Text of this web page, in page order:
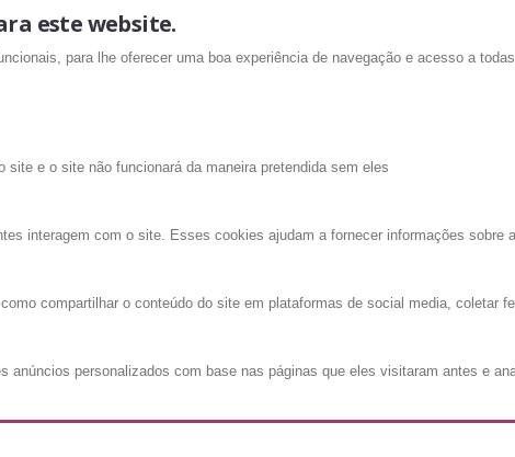
este website.
para lhe oferecer uma boa experiência de navegação e acesso a
e o site não funcionará da maneira pretendida sem eles
interagem com o site. Esses cookies ajudam a fornecer informações
compartilhar o conteúdo do site em plataformas de social media, coletar
personalizados com base nas páginas que eles visitaram antes e